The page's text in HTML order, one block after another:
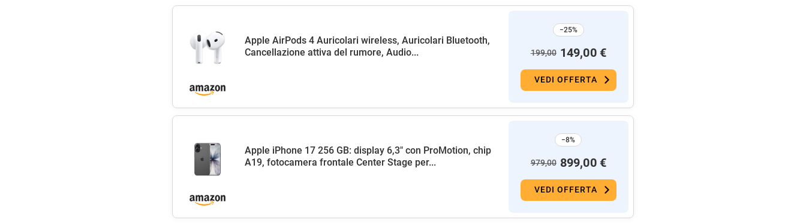
Apple AirPods 4 Auricolari wireless, Auricolari Bluetooth,
Cancellazione attiva del rumore, Audio...
−25%
199,00 149,00 €
VEDI OFFERTA
Apple iPhone 17 256 GB: display 6,3" con ProMotion, chip
A19, fotocamera frontale Center Stage per...
−8%
979,00 899,00 €
VEDI OFFERTA